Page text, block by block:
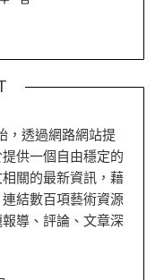
，透過網路網站提
供一個自由穩定的
關的最新資訊，藉
結數百項藝術資源
導、評論、文章深